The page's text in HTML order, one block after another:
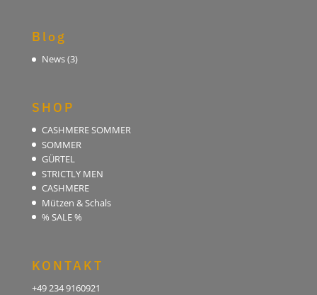
Blog
News(3)
SHOP
CASHMERE SOMMER
SOMMER
GÜRTEL
STRICTLY MEN
CASHMERE
Mützen & Schals
% SALE %
KONTAKT
+49 234 9160921